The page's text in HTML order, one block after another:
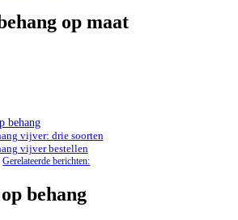
op maat
behang
vijver: drie soorten
vijver bestellen
Gerelateerde berichten:
behang